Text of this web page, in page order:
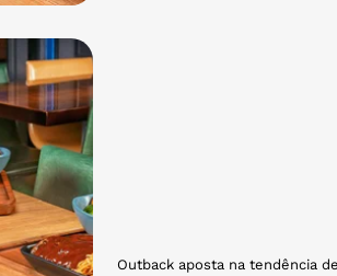
Outback aposta na tendência